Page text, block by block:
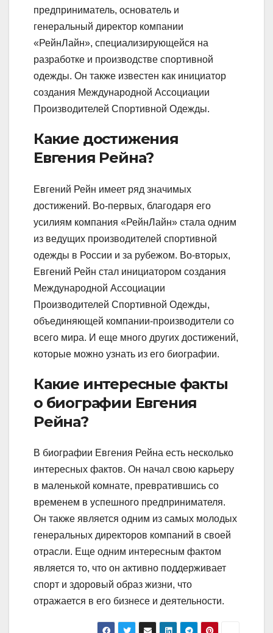
предприниматель, основатель и
генеральный директор компании
«РейнЛайн», специализирующейся на
разработке и производстве спортивной
одежды. Он также известен как инициатор
создания Международной Ассоциации
Производителей Спортивной Одежды.
Какие достижения
Евгения Рейна?
Евгений Рейн имеет ряд значимых
достижений. Во-первых, благодаря его
усилиям компания «РейнЛайн» стала одним
из ведущих производителей спортивной
одежды в России и за рубежом. Во-вторых,
Евгений Рейн стал инициатором создания
Международной Ассоциации
Производителей Спортивной Одежды,
объединяющей компании-производители со
всего мира. И еще много других достижений,
которые можно узнать из его биографии.
Какие интересные факты
о биографии Евгения
Рейна?
В биографии Евгения Рейна есть несколько
интересных фактов. Он начал свою карьеру
в маленькой комнате, превратившись со
временем в успешного предпринимателя.
Он также является одним из самых молодых
генеральных директоров компаний в своей
отрасли. Еще одним интересным фактом
является то, что он активно поддерживает
спорт и здоровый образ жизни, что
отражается в его бизнесе и деятельности.